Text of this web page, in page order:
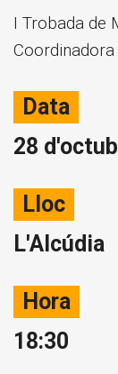
I Trobada de
Data
28
Lloc
L'Alcúdia
Hora
18:30